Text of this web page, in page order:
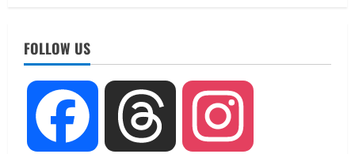
FOLLOW US
Facebook Threads
UTTARAKHAND NEWS
मिस उत्तराखंड 2026 के सब-कॉन्टेस्ट ‘मिस
ब्यूटीफुल आइज़’ एवं ‘मिस ब्यूटीफुल हेयर’ का